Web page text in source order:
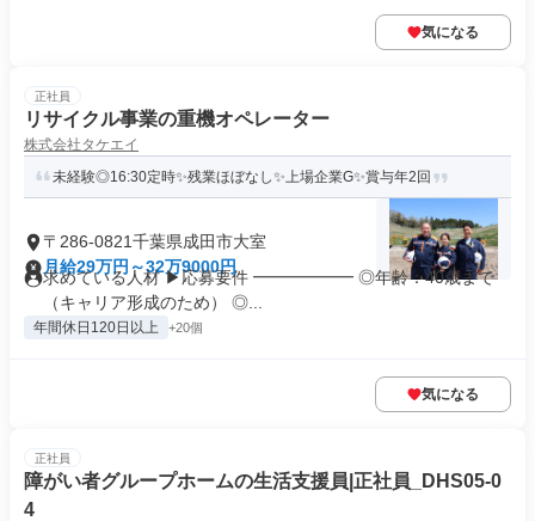
気になる
正社員
リサイクル事業の重機オペレーター
株式会社タケエイ
未経験◎16:30定時✨残業ほぼなし✨上場企業G✨賞与年2回
〒286-0821千葉県成田市大室
月給29万円～32万9000円
求めている人材 ▶応募要件 ━━━━━━ ◎年齢：40歳まで
（キャリア形成のため） ◎...
年間休日120日以上 +20個
気になる
正社員
障がい者グループホームの生活支援員|正社員_DHS05-0
4